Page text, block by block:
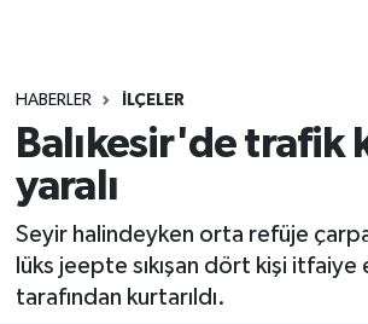
HABERLER İLÇELER
Balıkesir'de trafik
yaralı
Seyir halindeyken orta refüje
lüks jeepte sıkışan dört kişi itfaiye
tarafından kurtarıldı.